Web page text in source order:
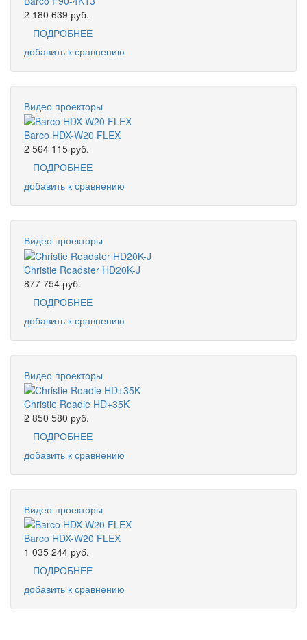
2 180 639 руб.
ПОДРОБНЕЕ
добавить к сравнению
Видео проекторы
Barco HDX-W20 FLEX
2 564 115 руб.
ПОДРОБНЕЕ
добавить к сравнению
Видео проекторы
Christie Roadster HD20K-J
877 754 руб.
ПОДРОБНЕЕ
добавить к сравнению
Видео проекторы
Christie Roadie HD+35K
2 850 580 руб.
ПОДРОБНЕЕ
добавить к сравнению
Видео проекторы
Barco HDX-W20 FLEX
1 035 244 руб.
ПОДРОБНЕЕ
добавить к сравнению